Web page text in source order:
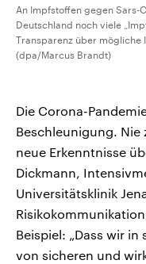
An Impfstoffen gegen Sars-
Deutschland noch viele
Transparenz über mögliche
(dpa/Marcus Brandt)
Die Corona-
Beschleunigung. Nie
neue Erkenntnisse
Dickmann,
Universitätsklinik
Beispiel: „Dass wir in
von sicheren und